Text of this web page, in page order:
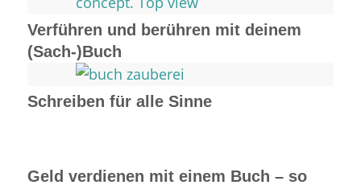
Verführen und berühren mit deinem
(Sach-)Buch
Schreiben für alle Sinne
Geld verdienen mit einem Buch – so